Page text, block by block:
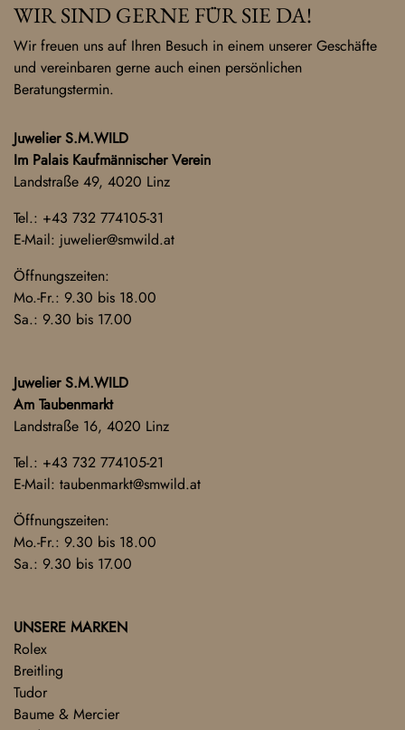
WIR SIND GERNE FÜR SIE DA!
Wir freuen uns auf Ihren Besuch in einem unserer Geschäfte
und vereinbaren gerne auch einen persönlichen
Beratungstermin.
Juwelier S.M.WILD
Im Palais Kaufmännischer Verein
Landstraße 49, 4020 Linz
Tel.: +43 732 774105-31
E-Mail: juwelier@smwild.at
Öffnungszeiten:
Mo.-Fr.: 9.30 bis 18.00
Sa.: 9.30 bis 17.00
Juwelier S.M.WILD
Am Taubenmarkt
Landstraße 16, 4020 Linz
Tel.: +43 732 774105-21
E-Mail: taubenmarkt@smwild.at
Öffnungszeiten:
Mo.-Fr.: 9.30 bis 18.00
Sa.: 9.30 bis 17.00
UNSERE MARKEN
Rolex
Breitling
Tudor
Baume & Mercier